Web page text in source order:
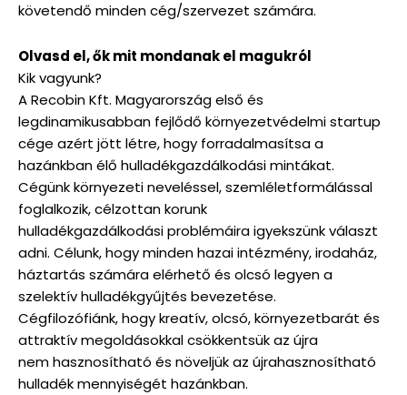
követendő minden cég/szervezet számára.
Olvasd el, ők mit mondanak el magukról
Kik vagyunk?
A Recobin Kft. Magyarország első és
legdinamikusabban fejlődő környezetvédelmi startup
cége azért jött létre, hogy forradalmasítsa a
hazánkban élő hulladékgazdálkodási mintákat.
Cégünk környezeti neveléssel, szemléletformálással
foglalkozik, célzottan korunk
hulladékgazdálkodási problémáira igyekszünk választ
adni. Célunk, hogy minden hazai intézmény, irodaház,
háztartás számára elérhető és olcsó legyen a
szelektív hulladékgyűjtés bevezetése.
Cégfilozófiánk, hogy kreatív, olcsó, környezetbarát és
attraktív megoldásokkal csökkentsük az újra
nem hasznosítható és növeljük az újrahasznosítható
hulladék mennyiségét hazánkban.